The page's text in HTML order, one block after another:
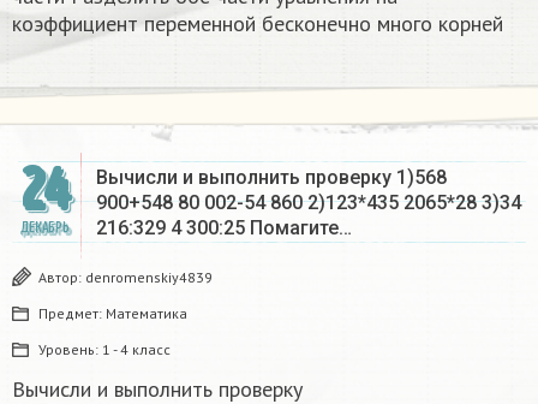
коэффициент переменной бесконечно много корней​
24
ДЕКАБРЬ
Вычисли и выполнить проверку 1)568
900+548 80 002-54 860 2)123*435 2065*28 3)34
216:329 4 300:25 Помагите…
Автор: denromenskiy4839
Предмет: Математика
Уровень: 1 - 4 класс
Вычисли и выполнить проверку